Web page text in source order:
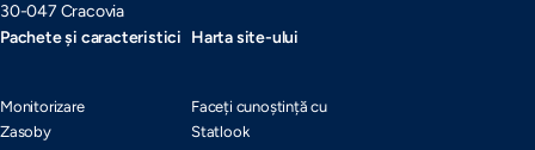
30-047 Cracovia
Pachete și caracteristici
Monitorizare
Zasoby
Harta site-ului
Faceți cunoștință cu
Statlook